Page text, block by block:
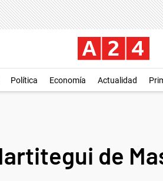
Política Economía Actualidad
de